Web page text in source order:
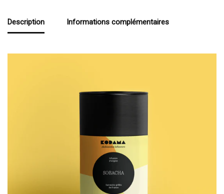
Description Informations complémentaires